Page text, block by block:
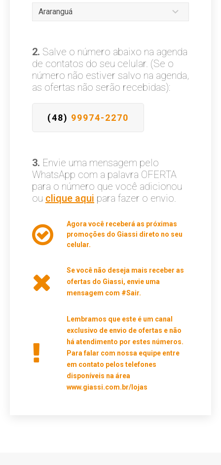
2. Salve o número abaixo na agenda
de contatos do seu celular. (Se o
número não estiver salvo na agenda,
as ofertas não serão recebidas):
(48) 99974-2270
3. Envie uma mensagem pelo
WhatsApp com a palavra OFERTA
para o número que você adicionou
ou clique aqui para fazer o envio.
Agora você receberá as próximas
promoções do Giassi direto no seu
celular.
Se você não deseja mais receber as
ofertas do Giassi, envie uma
mensagem com #Sair.
Lembramos que este é um canal
exclusivo de envio de ofertas e não
há atendimento por estes números.
Para falar com nossa equipe entre
em contato pelos telefones
disponíveis na área
www.giassi.com.br/lojas